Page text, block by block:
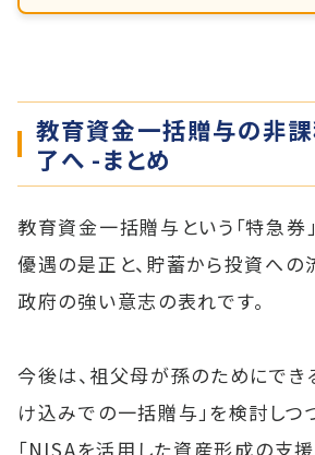
教育資金一括贈与の非
了へ -まとめ
教育資金一括贈与という「特急券
優遇の是正と、貯蓄から投資への
政府の強い意志の表れです。
今後は、祖父母が孫のためにでき
け込みでの一括贈与」を検討しつ
「NISAを活用した資産形成の支援